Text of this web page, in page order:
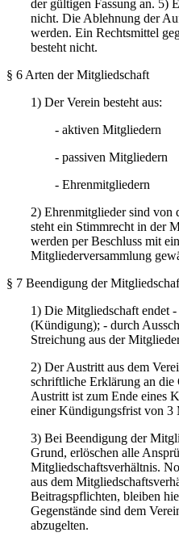
der gültigen Fassung an. 5)
nicht. Die Ablehnung der
werden. Ein Rechtsmittel
besteht nicht.
§ 6 Arten der Mitgliedschaft
1) Der Verein besteht aus:
- aktiven Mitgliedern
- passiven Mitgliedern
- Ehrenmitgliedern
2) Ehrenmitglieder sind von
steht ein Stimmrecht in der
werden per Beschluss mit
Mitgliederversammlung
§ 7 Beendigung der
1) Die Mitgliedschaft endet
(Kündigung); - durch
Streichung aus der
2) Der Austritt aus dem
schriftliche Erklärung an die
Austritt ist zum Ende eines
einer Kündigungsfrist von 3
3) Bei Beendigung der
Grund, erlöschen alle
Mitgliedschaftsverhältnis.
aus dem
Beitragspflichten, bleiben
Gegenstände sind dem
abzugelten.